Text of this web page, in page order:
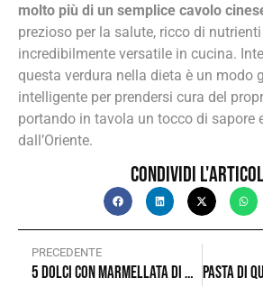
molto più di un semplice cavolo
prezioso per la salute, ricco di
incredibilmente versatile in cucina.
questa verdura nella dieta è un modo
intelligente per prendersi cura del
portando in tavola un tocco di sapore
dall’Oriente.
Condividi
PRECEDENTE
5 dolci con marmellata di mirtilli